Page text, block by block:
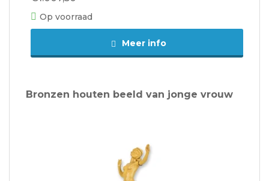
Op voorraad
Meer info
Bronzen houten beeld van jonge vrouw